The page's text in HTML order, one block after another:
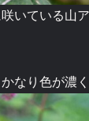
いている山
なり色が濃